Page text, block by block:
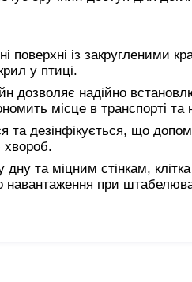
поверхні із закругленими
у птиці.
дозволяє надійно
місце в транспорті та
та дезінфікується, що
хвороб.
та міцним стінкам,
навантаження при